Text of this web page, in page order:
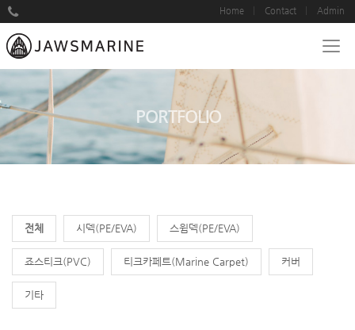
Home Contact Admin
PORTFOLIO
전체 시덱(PE/EVA) 스윔덱(PE/EVA)
죠스티크(PVC) 티크카페트(Marine Carpet) 커버
기타